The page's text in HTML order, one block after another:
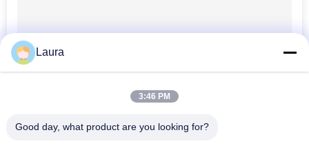
Laura
3:46 PM
Good day, what product are you looking for?